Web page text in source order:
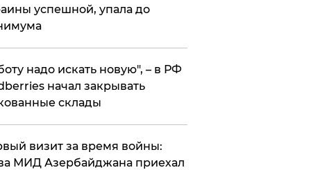
успешной, упала до
надо искать новую", – в РФ
начал закрывать
склады
визит за время войны:
МИД Азербайджана приехал